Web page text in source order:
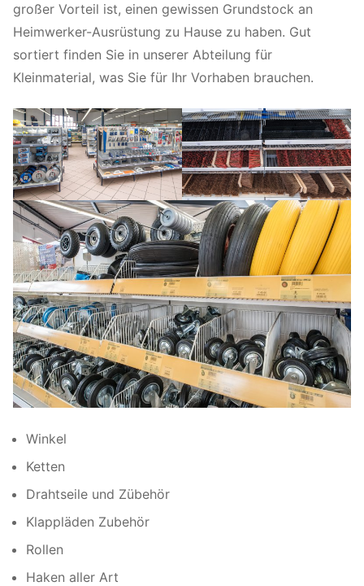
großer Vorteil ist, einen gewissen Grundstock an
Heimwerker-Ausrüstung zu Hause zu haben. Gut
sortiert finden Sie in unserer Abteilung für
Kleinmaterial, was Sie für Ihr Vorhaben brauchen.
Winkel
Ketten
Drahtseile und Zübehör
Klappläden Zubehör
Rollen
Haken aller Art